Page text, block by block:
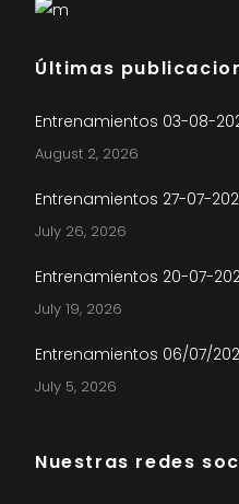
Últimas
Entrenamientos 03-08-
August 2, 2026
Entrenamientos 27-07-
July 26, 2026
Entrenamientos 20-07-
July 19, 2026
Entrenamientos 06/07/
July 5, 2026
Nuestras redes